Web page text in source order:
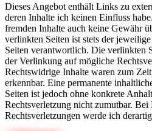
Dieses Angebot enthält Links zu
deren Inhalte ich keinen Einfluss
fremden Inhalte auch keine Gewähr
verlinkten Seiten ist stets der
Seiten verantwortlich. Die verlinkten
der Verlinkung auf mögliche
Rechtswidrige Inhalte waren zum
erkennbar. Eine permanente
Seiten ist jedoch ohne konkrete
Rechtsverletzung nicht zumutbar.
Rechtsverletzungen werde ich